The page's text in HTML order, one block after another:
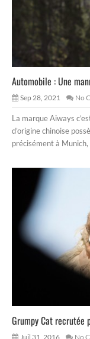
Automobile : Une
Sep 28, 2021 No
La marque Aiways
d’origine chinoise
précisément à Munich,
Grumpy Cat recrutée
Juil 31, 2016 No